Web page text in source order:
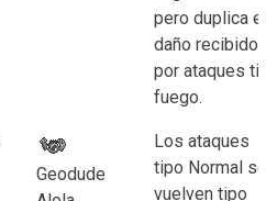
pero duplica el
daño recibido
por ataques
fuego.
Geodude
Los ataques
tipo Normal se
vuelven tipo